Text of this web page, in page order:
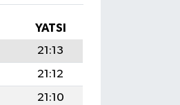
YATSI
21:13
21:12
21:10